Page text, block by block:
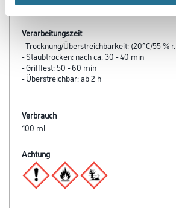
gesamten Zeit zwischen 30 % r.F. und 75 %
Verarbeitungszeit
- Trocknung/Überstreichbarkeit: (20°C/55 %
- Staubtrocken: nach ca. 30 - 40 min
- Grifffest: 50 - 60 min
- Überstreichbar: ab 2 h
Verbrauch
100 ml
Achtung